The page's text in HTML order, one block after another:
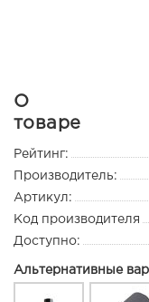
О
товаре
Рейтинг:
Производитель:
Артикул:
Код производителя
Доступно:
Альтернативные